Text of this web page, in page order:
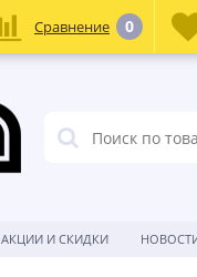
АКЦИИ И СКИДКИ
Сравнение 0